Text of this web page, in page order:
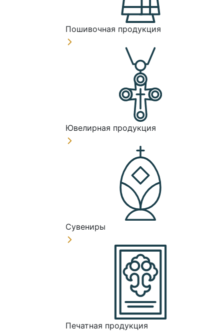
Пошивочная продукция
Ювелирная продукция
Сувениры
Печатная продукция